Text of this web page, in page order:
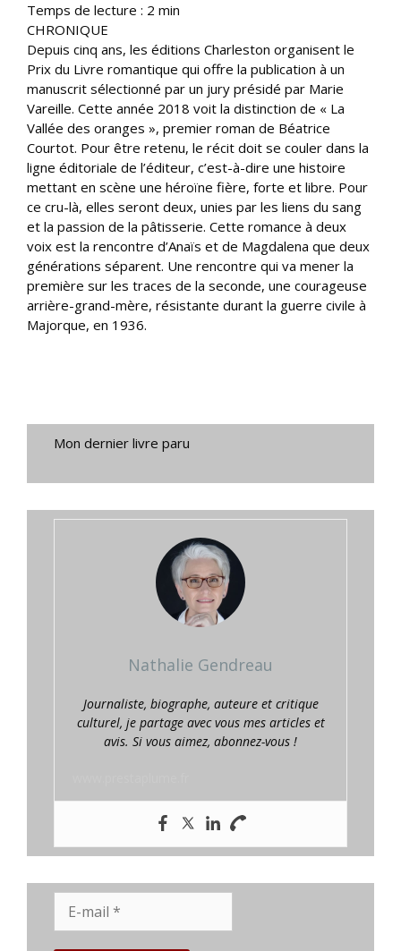
Temps de lecture : 2 min
CHRONIQUE
Depuis cinq ans, les éditions Charleston organisent le
Prix du Livre romantique qui offre la publication à un
manuscrit sélectionné par un jury présidé par Marie
Vareille. Cette année 2018 voit la distinction de « La
Vallée des oranges », premier roman de Béatrice
Courtot. Pour être retenu, le récit doit se couler dans la
ligne éditoriale de l’éditeur, c’est-à-dire une histoire
mettant en scène une héroïne fière, forte et libre. Pour
ce cru-là, elles seront deux, unies par les liens du sang
et la passion de la pâtisserie. Cette romance à deux
voix est la rencontre d’Anaïs et de Magdalena que deux
générations séparent. Une rencontre qui va mener la
première sur les traces de la seconde, une courageuse
arrière-grand-mère, résistante durant la guerre civile à
Majorque, en 1936.
Mon dernier livre paru
Nathalie Gendreau
Journaliste, biographe, auteure et critique
culturel, je partage avec vous mes articles et
avis. Si vous aimez, abonnez-vous !
mail